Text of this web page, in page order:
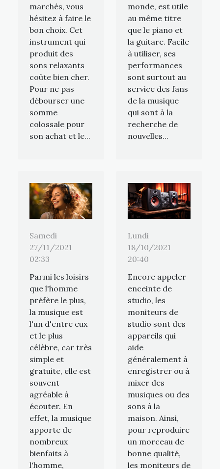
marchés, vous
hésitez à faire le
bon choix. Cet
instrument qui
produit des
sons relaxants
coûte bien cher.
Pour ne pas
débourser une
somme
colossale pour
son achat et le...
monde, est utile
au même titre
que le piano et
la guitare. Facile
à utiliser, ses
performances
sont surtout au
service des fans
de la musique
qui sont à la
recherche de
nouvelles...
Samedi
27/11/2021
02:33
Parmi les loisirs
que l'homme
préfère le plus,
la musique est
l'un d'entre eux
et le plus
célèbre, car très
simple et
gratuite, elle est
souvent
agréable à
écouter. En
effet, la musique
apporte de
nombreux
bienfaits à
l'homme,
Lundi
18/10/2021
20:40
Encore appeler
enceinte de
studio, les
moniteurs de
studio sont des
appareils qui
aide
généralement à
enregistrer ou à
mixer des
musiques ou des
sons à la
maison. Ainsi,
pour reproduire
un morceau de
bonne qualité,
les moniteurs de